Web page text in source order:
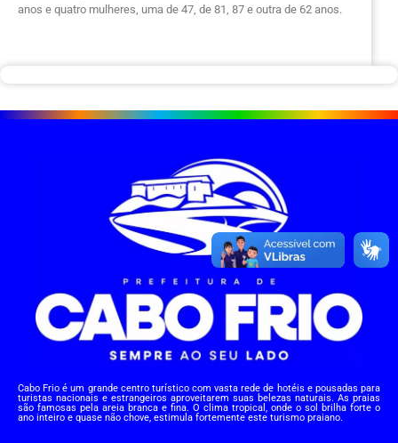
anos e quatro mulheres, uma de 47, de 81, 87 e outra de 62 anos.
Cabo Frio é um grande centro turístico com vasta rede de hotéis e pousadas para
turistas nacionais e estrangeiros aproveitarem suas belezas naturais. As praias
são famosas pela areia branca e fina. O clima tropical, onde o sol brilha forte o
ano inteiro e quase não chove, estimula fortemente este turismo praiano.